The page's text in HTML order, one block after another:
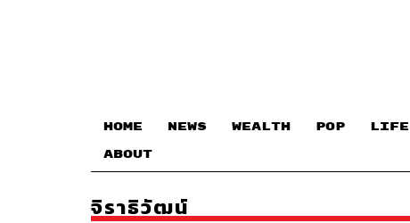
HOME NEWS WEALTH POP LIFE
ABOUT
จิราธิวัฒน์